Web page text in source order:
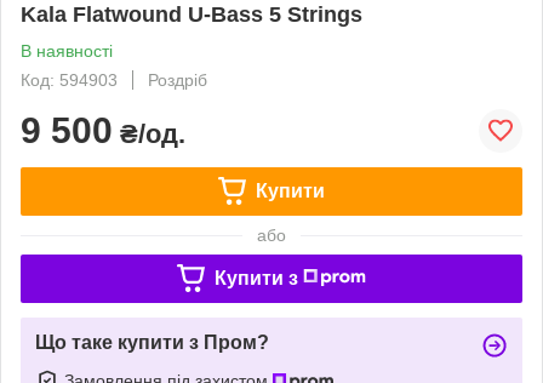
Kala Flatwound U-Bass 5 Strings
В наявності
Код: 594903
Роздріб
9 500 ₴/од.
Купити
або
Купити з
Що таке купити з Пром?